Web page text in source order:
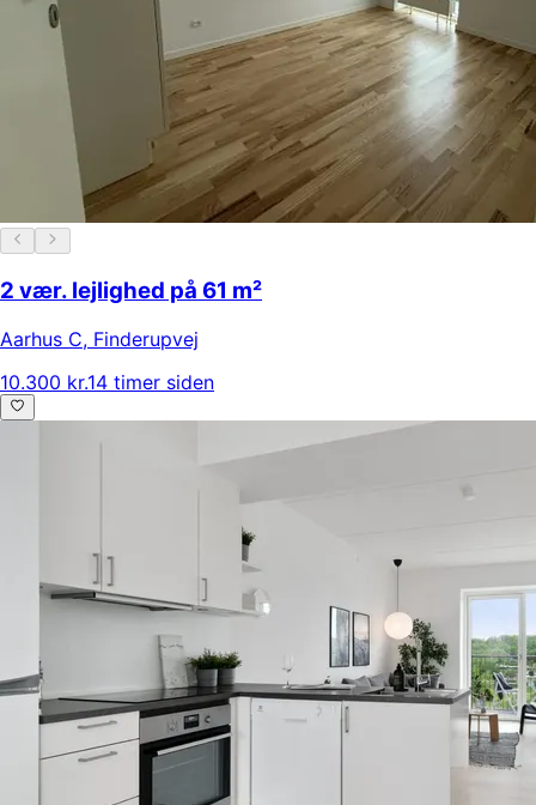
2 vær. lejlighed på 61 m²
Aarhus C, Finderupvej
10.300 kr.14 timer siden